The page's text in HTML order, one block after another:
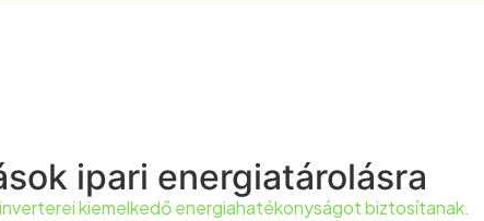
ipari energiatárolásra
kiemelkedő energiahatékonyságot biztosítanak.